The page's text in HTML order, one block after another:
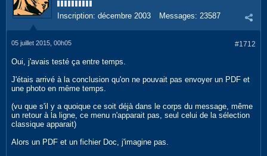
Inscription: décembre 2003 Messages: 23587
#1712
05 juillet 2015, 00h05
Oui, j'avais testé ça entre temps.
J'étais arrivé à la conclusion qu'on ne pouvait pas envoyer un PDF et
une photo en même temps.
(vu que s'il y a quoique ce soit déjà dans le corps du message, même
un retour à la ligne, ce menu n'apparait pas, seul celui de la sélection
classique apparait)
Alors un PDF et un fichier Doc, j'imagine pas.